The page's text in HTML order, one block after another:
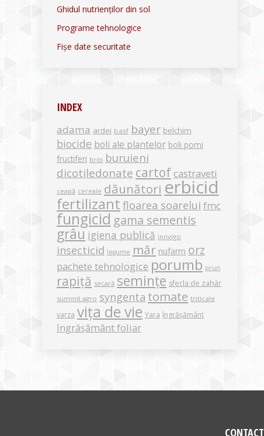
Ghidul nutrienților din sol
Programe tehnologice
Fișe date securitate
INDEX
adama ardei basf bayer belchim
biocide boli ale plantelor boli pomi
fructiferi bros buruieni
dicotiledonate cartof castraveti
ceapă cereale dăunători erbicid
fertilizant floarea soarelui fmc
fungicid gama sementis
grâu igiena publică innvigo
insecticid legume măr nufarm orz
pachete tehnologice porumb prun
rapiță secară semințe sfecla de zahăr
summit agro syngenta tomate triticale
varza vița de vie Yara îngrășământ
îngrășământ foliar
CONTACT